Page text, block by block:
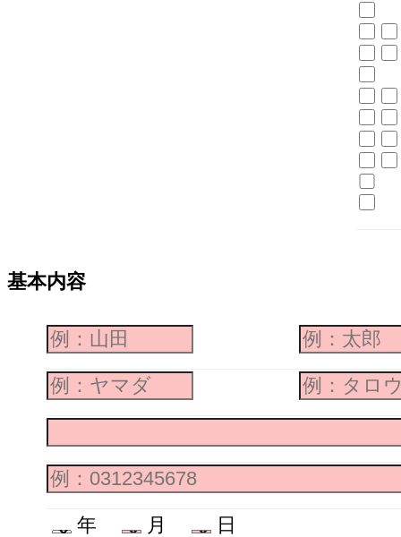
基本内容
年 月 日